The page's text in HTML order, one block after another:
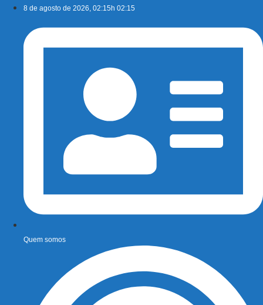
conteúdo
8 de agosto de 2026, 02:15h 02:15
Quem somos